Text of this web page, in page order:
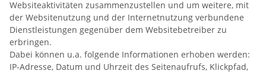
Websiteaktivitäten zusammenzustellen und um weitere, mit
der Websitenutzung und der Internetnutzung verbundene
Dienstleistungen gegenüber dem Websitebetreiber zu
erbringen.
Dabei können u.a. folgende Informationen erhoben werden:
IP-Adresse, Datum und Uhrzeit des Seitenaufrufs, Klickpfad,